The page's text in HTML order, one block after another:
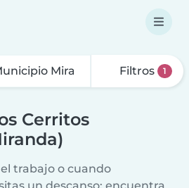
Filtros 1
Cerritos
trabajo o cuando